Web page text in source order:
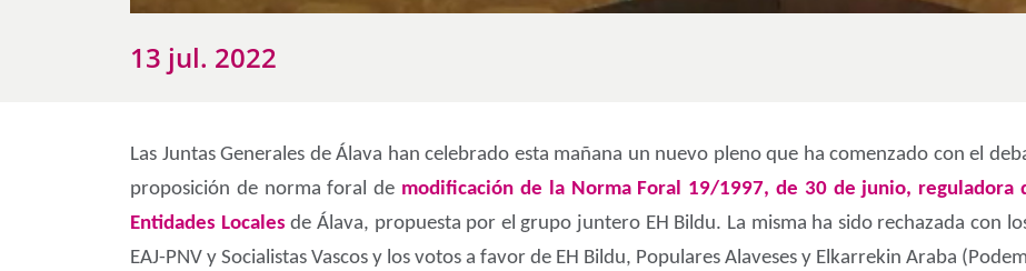
13 jul. 2022
Las Juntas Generales de Álava han celebrado esta mañana un nuevo pleno que ha comenzado con el
proposición de norma foral de modificación de la Norma Foral 19/1997, de 30 de junio, reguladora
Entidades Locales de Álava, propuesta por el grupo juntero EH Bildu. La misma ha sido rechazada con
EAJ-PNV y Socialistas Vascos y los votos a favor de EH Bildu, Populares Alaveses y Elkarrekin Araba